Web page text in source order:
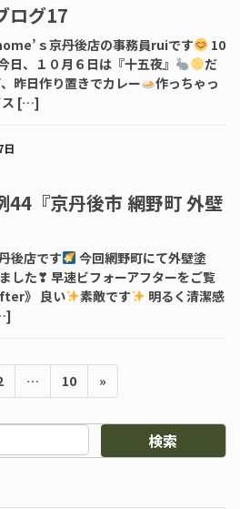
ログ17
ｓ京丹後店の事務員ruiです
10
日、１０月６日は『十五夜』
だ
昨日作り置きでカレー
作っちゃっ
ス […]
日
44『京丹後市 網野町 外壁
後店です
今回網野町にて外壁塗
した❣ 早速ビフォーアフターをご覧
》 良い 素敵です
明るく清潔感
…
ペ
ー
ジ
10 »
検索